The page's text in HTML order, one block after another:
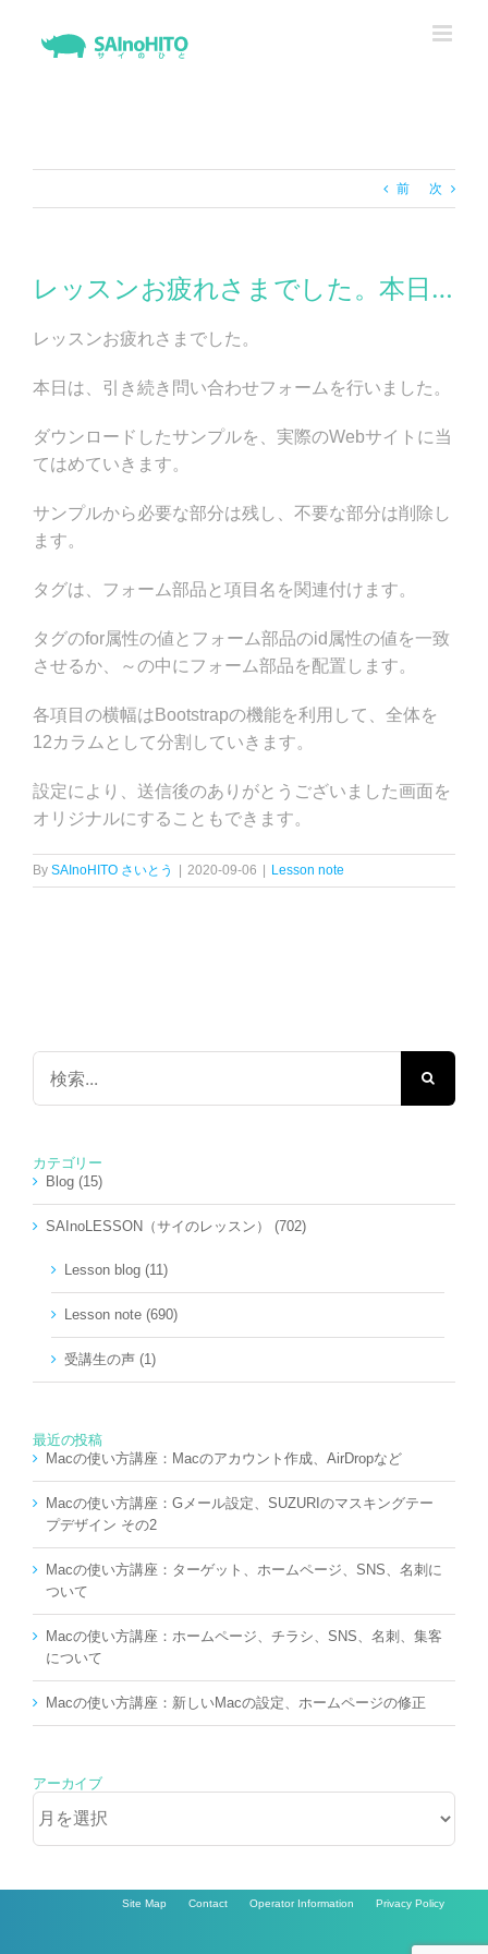
前 次
レッスンお疲れさまでした。本日…
レッスンお疲れさまでした。
本日は、引き続き問い合わせフォームを行いました。
ダウンロードしたサンプルを、実際のWebサイトに当
てはめていきます。
サンプルから必要な部分は残し、不要な部分は削除し
ます。
タグは、フォーム部品と項目名を関連付けます。
タグのfor属性の値とフォーム部品のid属性の値を一致
させるか、
～の中にフォーム部品を配置します。
各項目の横幅はBootstrapの機能を利用して、全体を
12カラムとして分割していきます。
設定により、送信後のありがとうございました画面を
オリジナルにすることもできます。
By SAInoHITO さいとう 2020-09-06 Lesson note
検
…
カテゴリー
Blog (15)
SAInoLESSON（サイのレッスン） (702)
Lesson blog (11)
Lesson note (690)
受講生の声 (1)
最近の投稿
Macの使い方講座：Macのアカウント作成、AirDropなど
Macの使い方講座：Gメール設定、SUZURIのマスキングテー
プデザイン その2
Macの使い方講座：ターゲット、ホームページ、SNS、名刺に
ついて
Macの使い方講座：ホームページ、チラシ、SNS、名刺、集客
について
Macの使い方講座：新しいMacの設定、ホームページの修正
アーカイブ
ー
カ
ブ
Site Map Contact Operator Information Privacy Policy